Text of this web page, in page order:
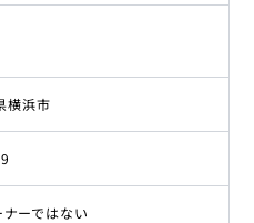
横浜市
ナーではない